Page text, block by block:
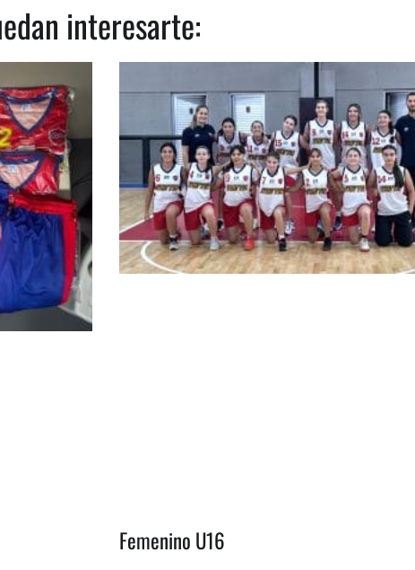
interesarte:
Femenino U16